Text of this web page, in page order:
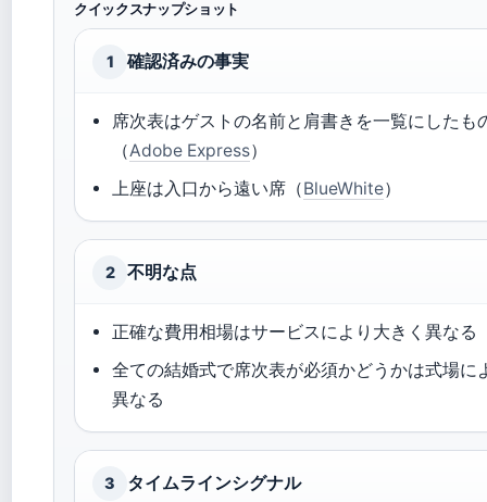
クイックスナップショット
1 確認済みの事実
席次表はゲストの名前と肩書きを一覧にしたも
（Adobe Express）
上座は入口から遠い席（BlueWhite）
2 不明な点
正確な費用相場はサービスにより大きく異なる
全ての結婚式で席次表が必須かどうかは式場に
異なる
3 タイムラインシグナル